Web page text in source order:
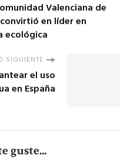
Valenciana de
en líder en
ecológica
SIGUIENTE
el uso
en España
guste...